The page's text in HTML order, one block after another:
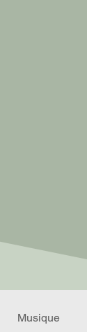
Musique